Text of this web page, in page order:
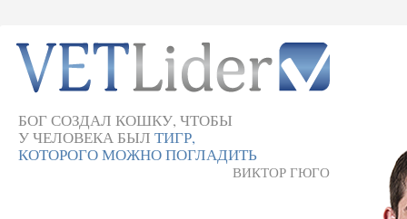
БОГ СОЗДАЛ КОШКУ, ЧТОБЫ
У ЧЕЛОВЕКА БЫЛТИГР,
КОТОРОГО МОЖНО ПОГЛАДИТЬ
ВИКТОР ГЮГО